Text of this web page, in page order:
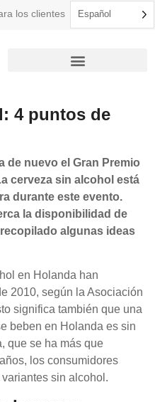
los clientes Español
4 puntos de
de nuevo el Gran Premio
cerveza sin alcohol está
durante este evento.
la disponibilidad de
algunas ideas
en Holanda han
2010, según la Asociación
significa también que una
beben en Holanda es sin
que se ha más que
los consumidores
sin alcohol.